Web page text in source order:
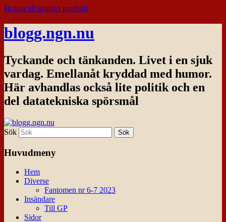
Hoppa till primärt innehåll
blogg.ngn.nu
Tyckande och tänkanden. Livet i en sjuk
vardag. Emellanåt kryddad med humor.
Här avhandlas också lite politik och en
del datatekniska spörsmål
Sök
Huvudmeny
Hem
Diverse
Fantomen nr 6-7 2023
Insändare
Till GP
Sidor